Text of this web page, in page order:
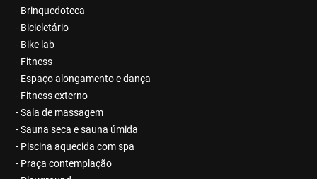
- Brinquedoteca
- Bicicletário
- Bike lab
- Fitness
- Espaço alongamento e dança
- Fitness externo
- Sala de massagem
- Sauna seca e sauna úmida
- Piscina aquecida com spa
- Praça contemplação